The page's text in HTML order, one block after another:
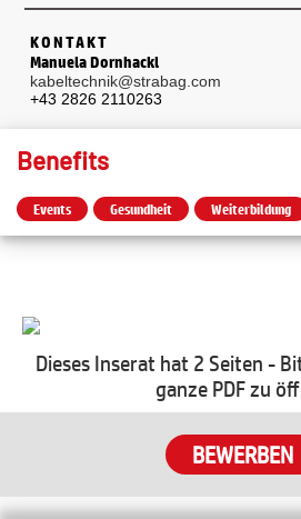
KONTAKT
Manuela Dornhackl
kabeltechnik@strabag.com
+43 2826 2110263
Benefits
Events Gesundheit Weiterbildung
Dieses Inserat hat 2 Seiten -
ganze PDF zu